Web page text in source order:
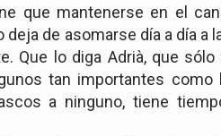
que mantenerse en el
de asomarse día a día a
Que lo diga Adrià, que sólo
tan importantes como
a ninguno, tiene